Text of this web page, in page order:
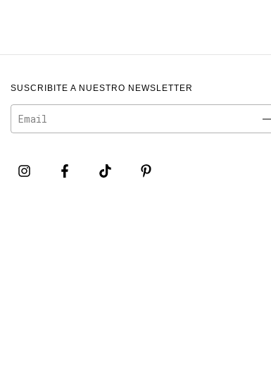
SUSCRIBITE A NUESTRO NEWSLETTER